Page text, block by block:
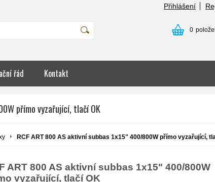
Přihlášení
0
řád Kontakt
přímo vyzařující, tlačí OK
RCF ART 800 AS aktivní subbas 1x15" 400/800W přímo vyzařující,
ART 800 AS aktivní subbas 1x15" 400/800W
vyzařující, tlačí OK